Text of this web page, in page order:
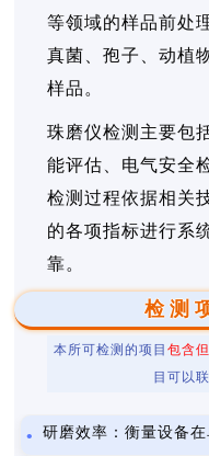
等领域的样品前处
真菌、孢子、动植
样品。
珠磨仪检测主要包
能评估、电气安全
检测过程依据相关
的各项指标进行系
靠。
检测
本所可检测的项目 包含
目可以
研磨效率：衡量设备